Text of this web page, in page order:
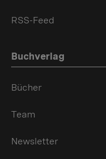
RSS-Feed
Buchverlag
Bücher
Team
Newsletter